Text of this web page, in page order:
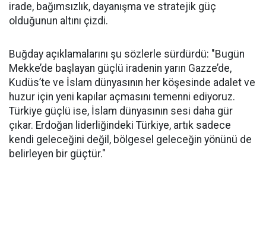
irade, bağımsızlık, dayanışma ve stratejik güç
olduğunun altını çizdi.
Buğday açıklamalarını şu sözlerle sürdürdü: "Bugün
Mekke’de başlayan güçlü iradenin yarın Gazze’de,
Kudüs’te ve İslam dünyasının her köşesinde adalet ve
huzur için yeni kapılar açmasını temenni ediyoruz.
Türkiye güçlü ise, İslam dünyasının sesi daha gür
çıkar. Erdoğan liderliğindeki Türkiye, artık sadece
kendi geleceğini değil, bölgesel geleceğin yönünü de
belirleyen bir güçtür."